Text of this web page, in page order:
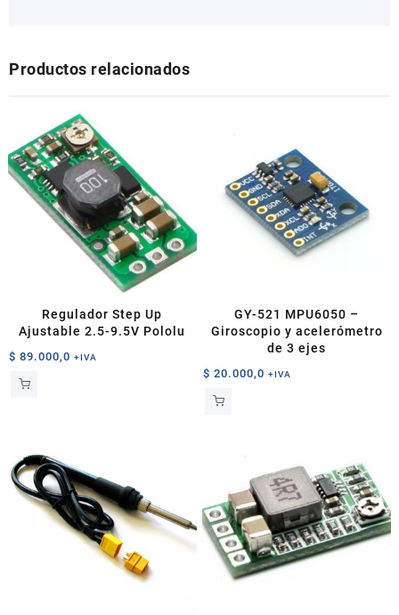
Productos relacionados
Regulador Step Up
Ajustable 2.5-9.5V Pololu
$ 89.000,0 +IVA
GY-521 MPU6050 –
Giroscopio y acelerómetro
de 3 ejes
$ 20.000,0 +IVA